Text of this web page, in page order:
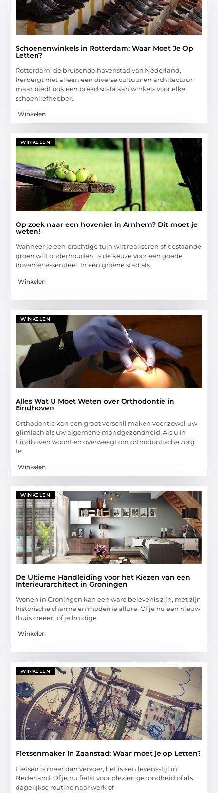
Schoenenwinkels in Rotterdam: Waar Moet Je Op
Letten?
Rotterdam, de bruisende havenstad van Nederland,
herbergt niet alleen een diverse cultuur en architectuur
maar biedt ook een breed scala aan winkels voor elke
schoenliefhebber.
Winkelen
WINKELEN
Op zoek naar een hovenier in Arnhem? Dit moet je
weten!
Wanneer je een prachtige tuin wilt realiseren of bestaande
groen wilt onderhouden, is de keuze voor een goede
hovenier essentieel. In een groene stad als
Winkelen
WINKELEN
Alles Wat U Moet Weten over Orthodontie in
Eindhoven
Orthodontie kan een groot verschil maken voor zowel uw
glimlach als uw algemene mondgezondheid. Als u in
Eindhoven woont en overweegt om orthodontische zorg
te
Winkelen
WINKELEN
De Ultieme Handleiding voor het Kiezen van een
Interieurarchitect in Groningen
Wonen in Groningen kan een ware belevenis zijn, met zijn
historische charme en moderne allure. Of je nu een nieuw
thuis creëert of je huidige
Winkelen
WINKELEN
Fietsenmaker in Zaanstad: Waar moet je op Letten?
Fietsen is meer dan vervoer; het is een levensstijl in
Nederland. Of je nu fietst voor plezier, gezondheid of als
dagelijkse routine naar werk of